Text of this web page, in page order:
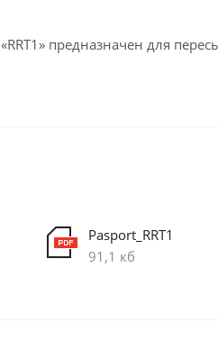
предназначен для
Pasport_RRT1
91,1 кб